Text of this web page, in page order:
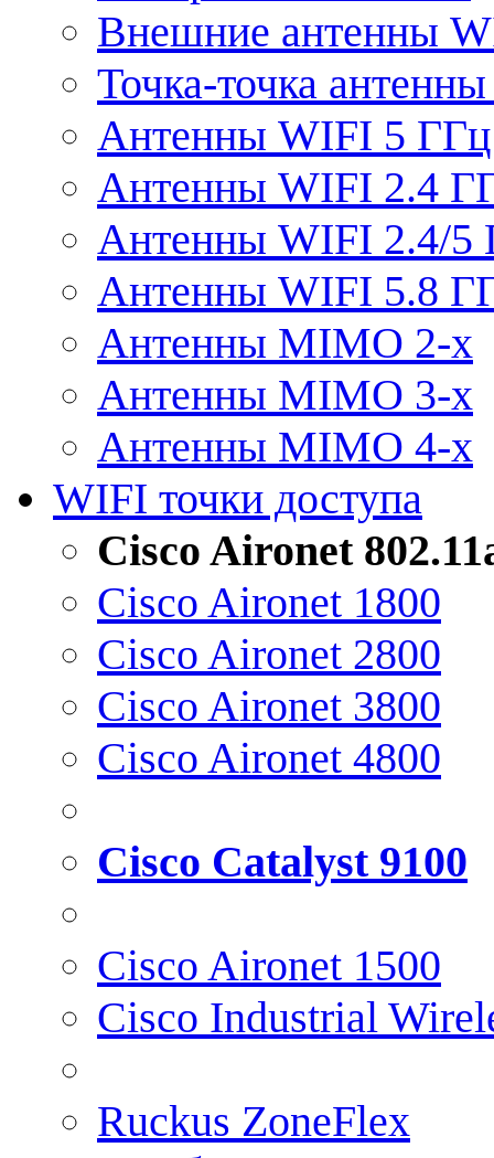
Внешние антенны
Точка-точка
Антенны WIFI 5 ГГц
Антенны WIFI 2.4
Антенны WIFI 2.4/5
Антенны WIFI 5.8
Антенны MIMO 2-x
Антенны MIMO 3-x
Антенны MIMO 4-x
WIFI точки доступа
Cisco Aironet
Cisco Aironet 1800
Cisco Aironet 2800
Cisco Aironet 3800
Cisco Aironet 4800
Cisco Catalyst 9100
Cisco Aironet 1500
Cisco Industrial
Ruckus ZoneFlex